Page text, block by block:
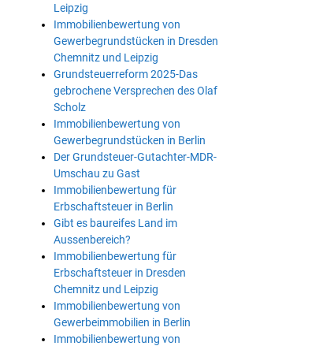
Leipzig
Immobilienbewertung von
Gewerbegrundstücken in Dresden
Chemnitz und Leipzig
Grundsteuerreform 2025-Das
gebrochene Versprechen des Olaf
Scholz
Immobilienbewertung von
Gewerbegrundstücken in Berlin
Der Grundsteuer-Gutachter-MDR-
Umschau zu Gast
Immobilienbewertung für
Erbschaftsteuer in Berlin
Gibt es baureifes Land im
Aussenbereich?
Immobilienbewertung für
Erbschaftsteuer in Dresden
Chemnitz und Leipzig
Immobilienbewertung von
Gewerbeimmobilien in Berlin
Immobilienbewertung von